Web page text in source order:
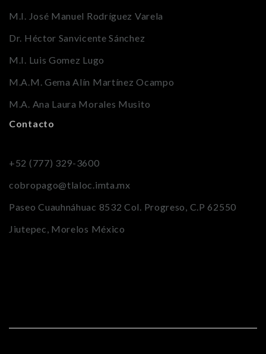
M.I. José Manuel Rodríguez Varela
Dr. Héctor Sanvicente Sánchez
M.I. Luis Gomez Lugo
M.A.M. Gema Alín Martínez Ocampo
M.A. Ana Laura Morales Musito
Contacto
+52 (777) 329-3600
cobropago@tlaloc.imta.mx
Paseo Cuauhnáhuac 8532 Col. Progreso, C.P 62550
Jiutepec, Morelos México